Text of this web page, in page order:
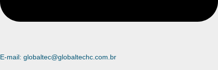
E-mail: globaltec@globaltechc.com.br